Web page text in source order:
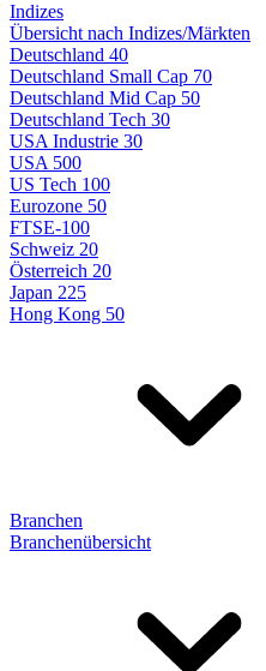
Indizes
Übersicht nach Indizes/Märkten
Deutschland 40
Deutschland Small Cap 70
Deutschland Mid Cap 50
Deutschland Tech 30
USA Industrie 30
USA 500
US Tech 100
Eurozone 50
FTSE-100
Schweiz 20
Österreich 20
Japan 225
Hong Kong 50
Branchen
Branchenübersicht